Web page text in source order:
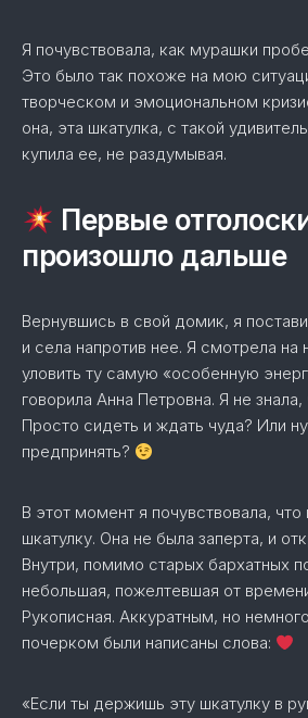
Я почувствовала, как мурашки
Это было так похоже на мою
творческом и эмоциональном
она, эта шкатулка, с такой
купила ее, не раздумывая.
Первые
произошло дальше
Вернувшись в свой домик, я
и села напротив нее. Я смотрела на
уловить ту самую «особенную
говорила Анна Петровна. Я не
Просто сидеть и ждать чуда? Или
предпринять?
В этот момент я почувствовала,
шкатулку. Она не была заперта, и
Внутри, помимо старых бархатных
небольшая, пожелтевшая от
Рукописная. Аккуратным, но
почерком были написаны слова:
«Если ты держишь эту шкатулку в